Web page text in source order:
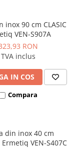
inox 90 cm CLASIC
VEN-S907A
RON
TVA inclus
IN COS
Compara
din inox 40 cm
Ermetiq VEN-S407C